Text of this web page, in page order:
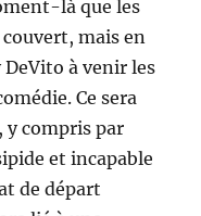
là que les
mais en
à venir les
Ce sera
y compris par
et incapable
de départ